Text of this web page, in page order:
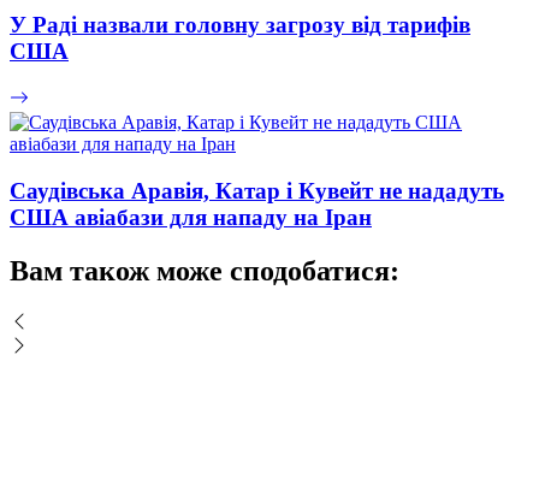
У Раді назвали головну загрозу від тарифів
США
Саудівська Аравія, Катар і Кувейт не нададуть
США авіабази для нападу на Іран
Вам також може сподобатися: